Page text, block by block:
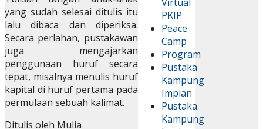
PKIP
Peace
Camp
Program
Pustaka
Kampung
Impian
Pustaka
Kampung
yang sudah selesai ditulis itu
lalu dibaca dan diperiksa.
Secara perlahan, pustakawan
juga mengajarkan
penggunaan huruf secara
tepat, misalnya menulis huruf
kapital di huruf pertama pada
permulaan sebuah kalimat.
Ditulis oleh Mulia